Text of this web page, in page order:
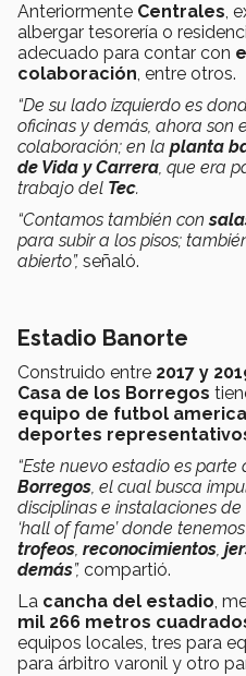
Anteriormente Centrales,
albergar tesorería o
adecuado para contar con
colaboración, entre otros.
“De su lado izquierdo es
oficinas y demás, ahora son
colaboración; en la planta
de Vida y Carrera, que era
trabajo del Tec.
“Contamos también con
para subir a los pisos;
abierto”, señaló.
Estadio Banorte
Construido entre 2017 y
Casa de los Borregos
equipo de futbol
deportes
“Este nuevo estadio es parte
Borregos, el cual busca
disciplinas e instalaciones
‘hall of fame’ donde tenemos
trofeos, reconocimientos,
demás”, compartió.
La cancha del estadio,
mil 266 metros
equipos locales, tres para
para árbitro varonil y otro